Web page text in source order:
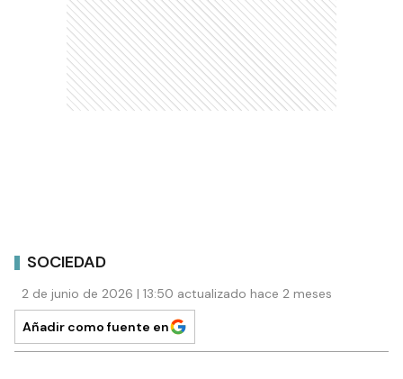
SOCIEDAD
2 de junio de 2026 | 13:50 actualizado hace 2 meses
Añadir como fuente en